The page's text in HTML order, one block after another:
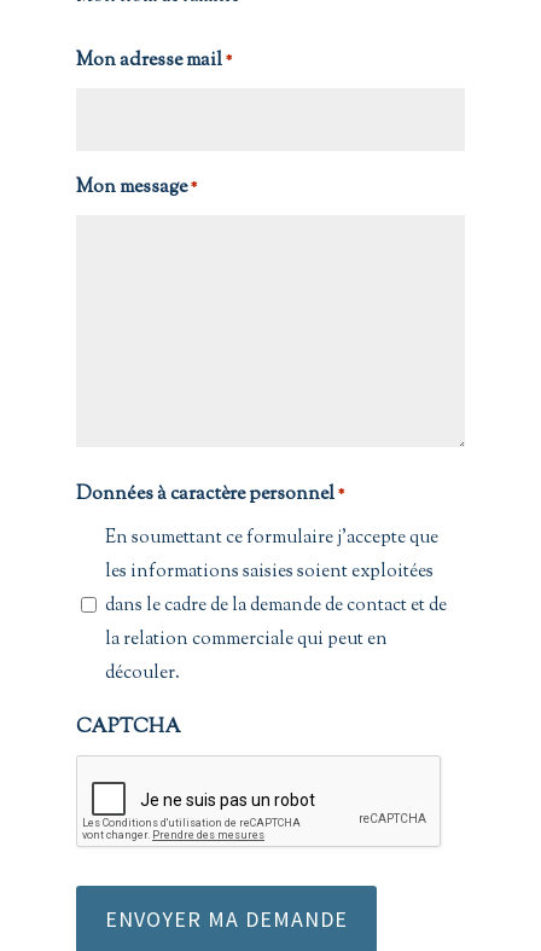
Mon adresse mail*
Mon message*
Données à caractère personnel*
En soumettant ce formulaire j'accepte que
les informations saisies soient exploitées
dans le cadre de la demande de contact et de
la relation commerciale qui peut en
découler.
CAPTCHA